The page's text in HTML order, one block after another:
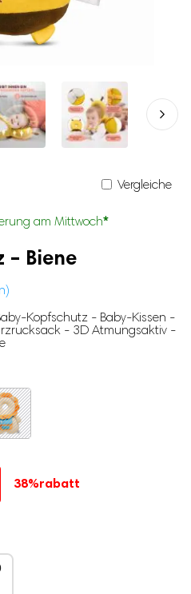
am Mittwoch*
– Biene
Kopfschutz - Baby-Kissen -
- 3D Atmungsaktiv -
38%rabatt
Vergleiche
Katzenurin
Kühler